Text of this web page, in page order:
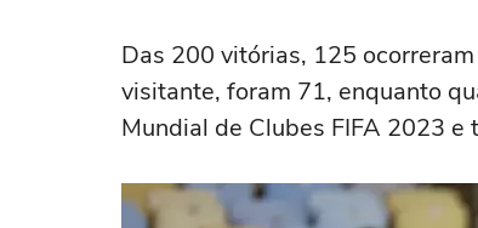
Das 200 vitórias, 125
visitante, foram 71, enquanto
Mundial de Clubes FIFA 2023 e